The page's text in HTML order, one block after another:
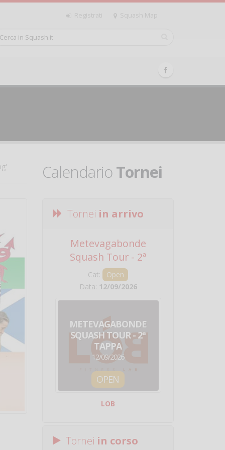
Registrati Squash Map
CalendarioTornei
Tornei in arrivo
Metevagabonde
Squash Tour - 2ª
Tappa
Cat:
Open
Data: 12/09/2026
METEVAGABONDE
SQUASH TOUR - 2ª
TAPPA
12/09/2026
OPEN
LOB
Tornei in corso